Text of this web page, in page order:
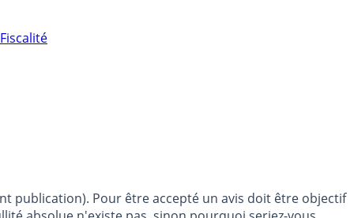
publication). Pour être accepté un avis doit être objectif